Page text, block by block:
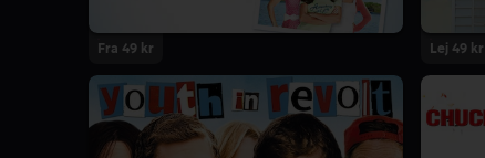
Fra 49 kr Lej 49 kr